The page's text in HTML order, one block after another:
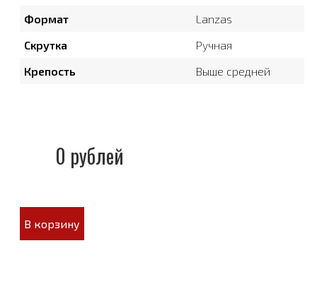
Формат
Lanzas
Скрутка
Ручная
Крепость
Выше средней
0 рублей
В корзину